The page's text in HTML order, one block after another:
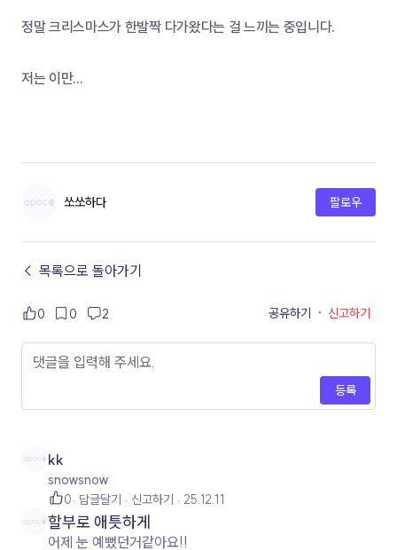
정말 크리스마스가 한발짝 다가왔다는 걸 느끼는 중입니다.
저는 이만...
쏘쏘하다 팔로우
← 목록으로 돌아가기
0 0 2 공유하기 · 신고하기
등록
kk
snowsnow
0 답글달기 신고하기 25.12.11
할부로 애틋하게
어제 눈 예뻤던거같아요!!